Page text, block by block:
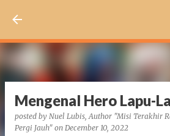
Mengenal Hero Lapu-
posted by Nuel Lubis, Author "Misi Terakhir
Pergi Jauh" on December 10, 2022